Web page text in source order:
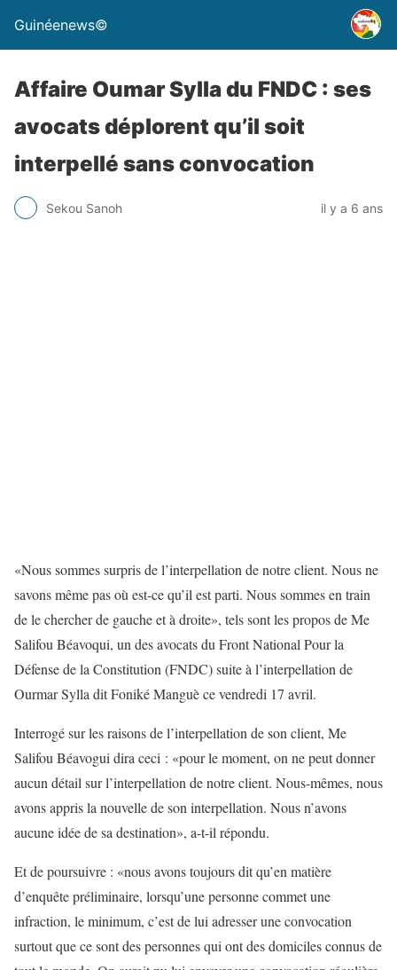
Guinéenews©
Affaire Oumar Sylla du FNDC : ses
avocats déplorent qu’il soit
interpellé sans convocation
Sekou Sanoh il y a 6 ans
«Nous sommes surpris de l’interpellation de notre client. Nous ne
savons même pas où est-ce qu’il est parti. Nous sommes en train
de le chercher de gauche et à droite», tels sont les propos de Me
Salifou Béavoqui, un des avocats du Front National Pour la
Défense de la Constitution (FNDC) suite à l’interpellation de
Ourmar Sylla dit Foniké Manguè ce vendredi 17 avril.
Interrogé sur les raisons de l’interpellation de son client, Me
Salifou Béavogui dira ceci : «pour le moment, on ne peut donner
aucun détail sur l’interpellation de notre client. Nous-mêmes, nous
avons appris la nouvelle de son interpellation. Nous n’avons
aucune idée de sa destination», a-t-il répondu.
Et de poursuivre : «nous avons toujours dit qu’en matière
d’enquête préliminaire, lorsqu’une personne commet une
infraction, le minimum, c’est de lui adresser une convocation
surtout que ce sont des personnes qui ont des domiciles connus de